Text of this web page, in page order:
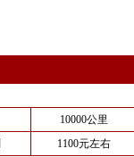
10000公里
1100元左右